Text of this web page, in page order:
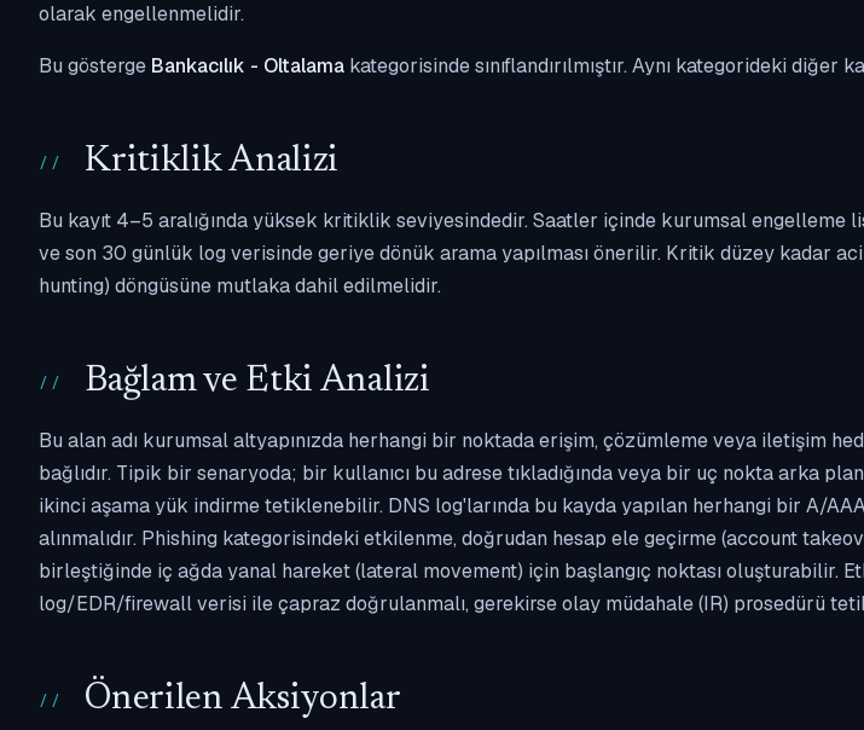
olarak engellenmelidir.
Bu gösterge Bankacılık - Oltalama kategorisinde sınıflandırılmıştır. Aynı kategorideki diğer
Kritiklik Analizi
Bu kayıt 4–5 aralığında yüksek kritiklik seviyesindedir. Saatler içinde kurumsal engelleme
ve son 30 günlük log verisinde geriye dönük arama yapılması önerilir. Kritik düzey kadar
hunting) döngüsüne mutlaka dahil edilmelidir.
Bağlam ve Etki Analizi
Bu alan adı kurumsal altyapınızda herhangi bir noktada erişim, çözümleme veya iletişim
bağlıdır. Tipik bir senaryoda; bir kullanıcı bu adrese tıkladığında veya bir uç nokta arka
ikinci aşama yük indirme tetiklenebilir. DNS log'larında bu kayda yapılan herhangi bir A/
alınmalıdır. Phishing kategorisindeki etkilenme, doğrudan hesap ele geçirme (account
birleştiğinde iç ağda yanal hareket (lateral movement) için başlangıç noktası oluşturabilir.
log/EDR/firewall verisi ile çapraz doğrulanmalı, gerekirse olay müdahale (IR) prosedürü
Önerilen Aksiyonlar